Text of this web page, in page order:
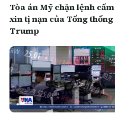
Tòa án Mỹ chặn lệnh cấm
xin tị nạn của Tổng thống
Trump